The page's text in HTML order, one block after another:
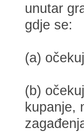
unutar
gdje se:
(a)
(b)
kupanje,